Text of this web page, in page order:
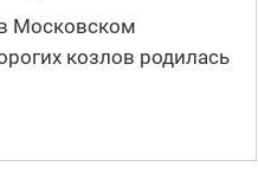
Московском
козлов родилась